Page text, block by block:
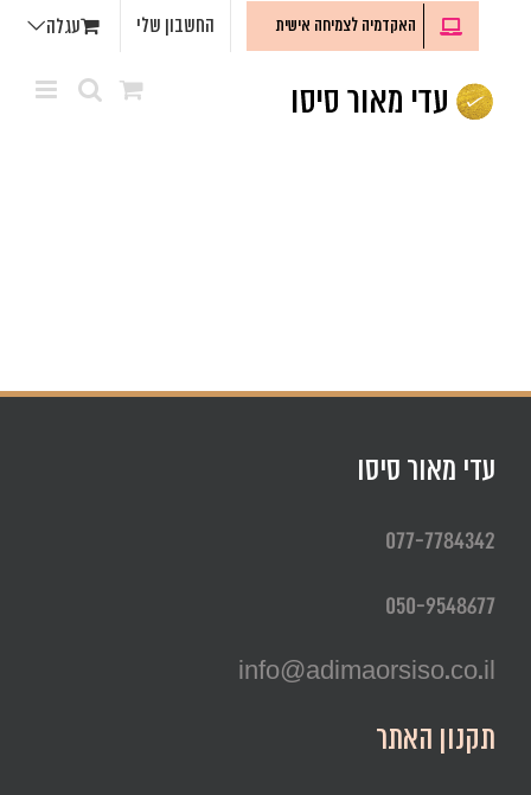
האקדמיה לצמיחה אישית החשבון שלי עגלה
עדי מאור סיסו
077-7784342
050-9548677
info@adimaorsiso.co.il
תקנון האתר